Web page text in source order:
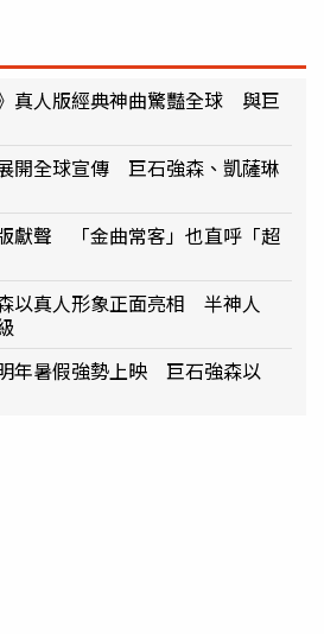
真人版經典神曲驚豔全球 與巨
開全球宣傳 巨石強森、凱薩琳
獻聲 「金曲常客」也直呼「超
以真人形象正面亮相 半神人
年暑假強勢上映 巨石強森以